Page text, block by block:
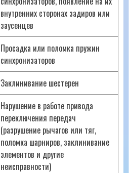
внутренних сторонах задиров или
заусенцев
Просадка или поломка пружин
синхронизаторов
Заклинивание шестерен
Нарушение в работе привода
переключения передач
(разрушение рычагов или тяг,
поломка шарниров, заклинивание
элементов и другие
неисправности)